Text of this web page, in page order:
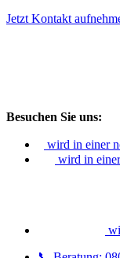
Jetzt Kontakt
Besuchen Sie uns:
wird in einer
wird in